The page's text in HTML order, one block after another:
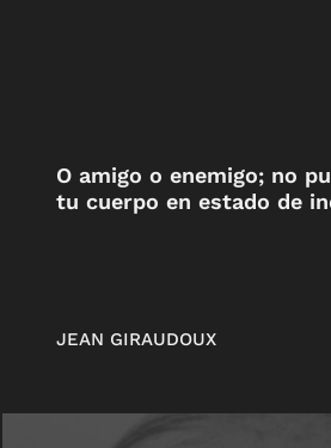
O amigo o enemigo; no
tu cuerpo en estado de
JEAN GIRAUDOUX